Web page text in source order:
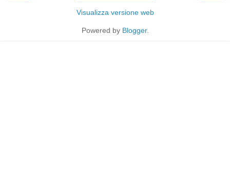
Visualizza versione web
Powered by Blogger.